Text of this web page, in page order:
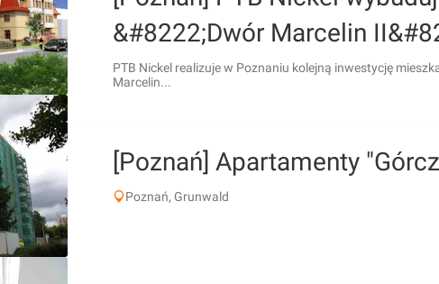
&#8222;Dwór Marcelin
PTB Nickel realizuje w Poznaniu kolejną inwestycję
Marcelin...
[Poznań] Apartamenty
Poznań, Grunwald